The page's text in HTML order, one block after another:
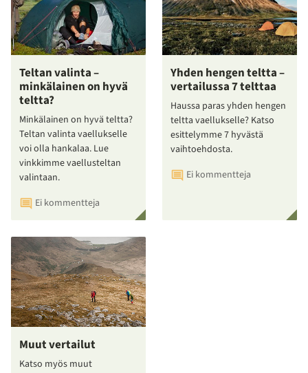
Teltan valinta –
minkälainen on hyvä
teltta?
Minkälainen on hyvä teltta?
Teltan valinta vaellukselle
voi olla hankalaa. Lue
vinkkimme vaellusteltan
valintaan.
Ei kommentteja
Yhden hengen teltta –
vertailussa 7 telttaa
Haussa paras yhden hengen
teltta vaellukselle? Katso
esittelymme 7 hyvästä
vaihtoehdosta.
Ei kommentteja
Muut vertailut
Katso myös muut